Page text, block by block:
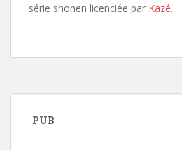
série shonen licenciée par Kazé.
PUB